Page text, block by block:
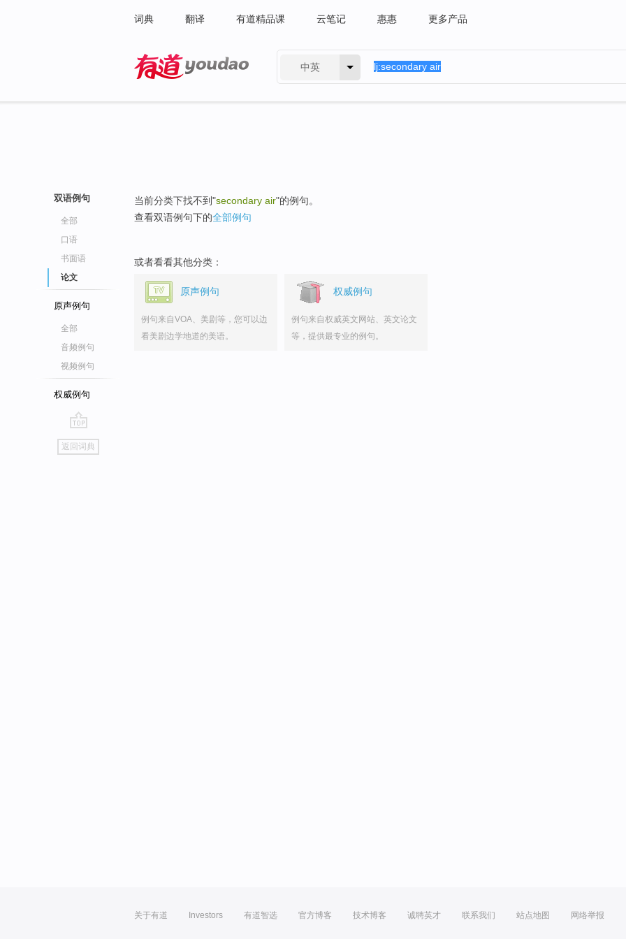
词典 翻译 有道精品课 云笔记 惠惠 更多产品
中英
双语例句
全部
口语
书面语
论文
原声例句
全部
音频例句
视频例句
权威例句
go
top
返回词典
当前分类下找不到"secondary air"的例句。
查看双语例句下的全部例句
或者看看其他分类：
原声例句
例句来自VOA、美剧等，您可以边
看美剧边学地道的美语。
权威例句
例句来自权威英文网站、英文论文
等，提供最专业的例句。
关于有道 Investors 有道智选 官方博客 技术博客 诚聘英才 联系我们 站点地图 网络举报